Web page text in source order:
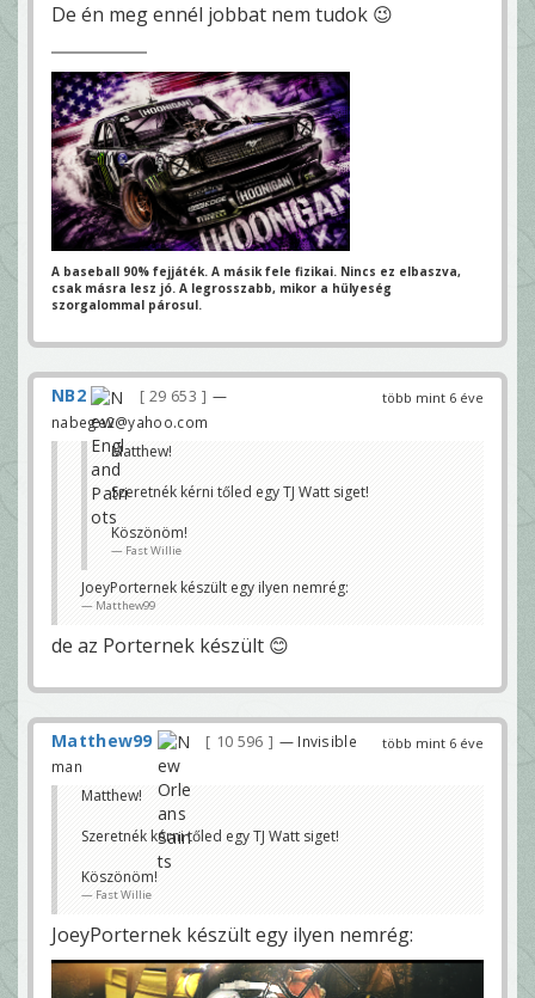
De én meg ennél jobbat nem tudok 😉
A baseball 90% fejjáték. A másik fele fizikai. Nincs ez elbaszva,
csak másra lesz jó. A legrosszabb, mikor a hülyeség
szorgalommal párosul.
több mint 6 éve
NB2 29 653
—
nabege2@yahoo.com
Matthew!
Szeretnék kérni tőled egy TJ Watt siget!
Köszönöm!
Fast Willie
JoeyPorternek készült egy ilyen nemrég:
Matthew99
de az Porternek készült 😊
több mint 6 éve
Matthew99 10 596
— Invisible
man
Matthew!
Szeretnék kérni tőled egy TJ Watt siget!
Köszönöm!
Fast Willie
JoeyPorternek készült egy ilyen nemrég: